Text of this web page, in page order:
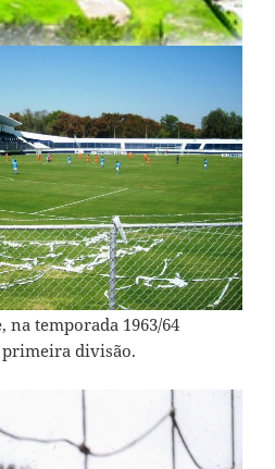
na temporada 1963/64
primeira divisão.